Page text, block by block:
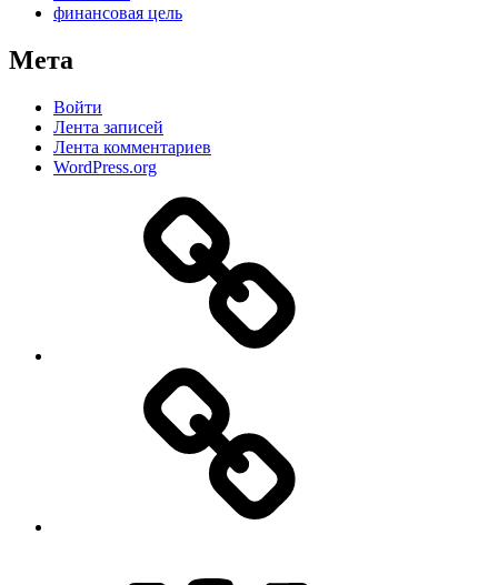
финансовая цель
Мета
Войти
Лента записей
Лента комментариев
WordPress.org